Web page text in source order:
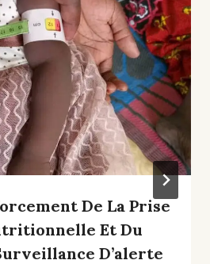
De La Prise
Et Du
D’alerte